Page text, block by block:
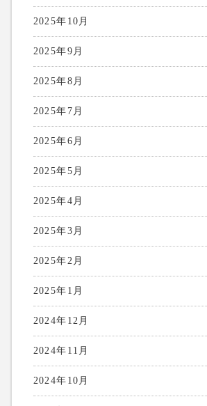
2025年10月
2025年9月
2025年8月
2025年7月
2025年6月
2025年5月
2025年4月
2025年3月
2025年2月
2025年1月
2024年12月
2024年11月
2024年10月